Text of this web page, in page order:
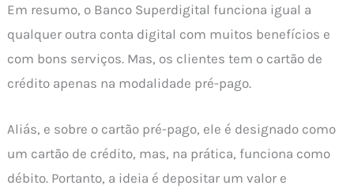
Em resumo, o Banco Superdigital funciona igual a
qualquer outra conta digital com muitos benefícios e
com bons serviços. Mas, os clientes tem o cartão de
crédito apenas na modalidade pré-pago.
Aliás, e sobre o cartão pré-pago, ele é designado como
um cartão de crédito, mas, na prática, funciona como
débito. Portanto, a ideia é depositar um valor e